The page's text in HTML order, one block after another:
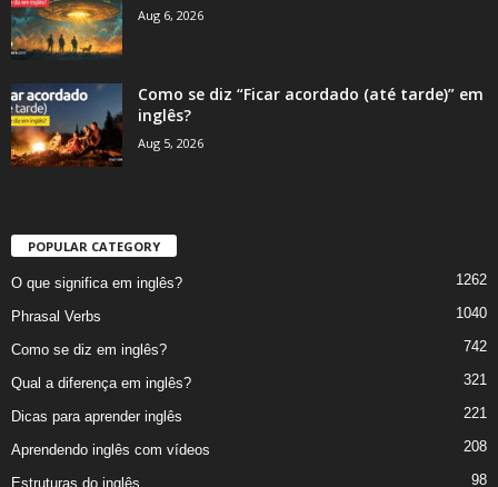
Aug 6, 2026
Como se diz “Ficar acordado (até tarde)” em
inglês?
Aug 5, 2026
POPULAR CATEGORY
O que significa em inglês? 1262
Phrasal Verbs 1040
Como se diz em inglês? 742
Qual a diferença em inglês? 321
Dicas para aprender inglês 221
Aprendendo inglês com vídeos 208
Estruturas do inglês 98